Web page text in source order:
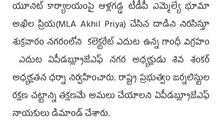
యూనిట్ కార్యాల‌యంపై ఆళ్ల‌గ‌డ్డ టీడీపీ ఎమ్మెల్యే భూమా
అఖిల ప్రియ(MLA Akhil Priya) చేసిన దాడిని నిర‌సిస్తూ
శుక్ర‌వారం న‌గ‌రంలోని కలెక్టరేట్ ఎదుట ఉన్న గాంధీ విగ్రహం
ఎదుట ఏపీడబ్ల్యూజేఎఫ్ నగర అధ్యక్షుడు శివ శంకర్
అధ్యక్షతన ధర్నా నిర్వహించారు. రాష్ట్ర ప్రభుత్వం జర్నలిస్టుల
రక్షణ చట్టాన్ని తక్షణమే అమలు చేయాలని ఏపీడబ్ల్యూజేఎఫ్
నాయ‌కులు డిమాండ్ చేశారు.